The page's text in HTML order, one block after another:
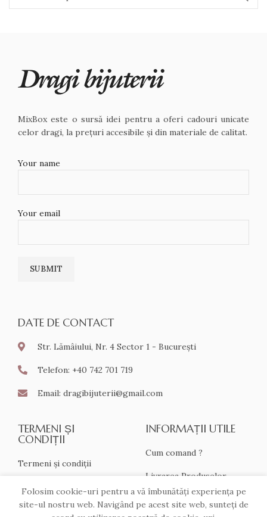
MixBox este o sursă idei pentru a oferi cadouri unicate
celor dragi, la prețuri accesibile și din materiale de calitat.
Your name
Your email
DATE DE CONTACT
Str. Lămâiului, Nr. 4 Sector 1 - București
Telefon: +40 742 701 719
Email: dragibijuterii@gmail.com
TERMENI ȘI
CONDIȚII
Termeni și condiții
Despre cookies
ANPC
INFORMAȚII UTILE
Cum comand ?
Livrarea Produselor
Retur produse
Folosim cookie-uri pentru a vă îmbunătăți experiența pe
site-ul nostru web. Navigând pe acest site web, sunteți de